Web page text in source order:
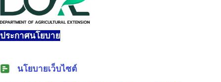
ประกาศนโยบาย
นโยบายเว็บไซต์